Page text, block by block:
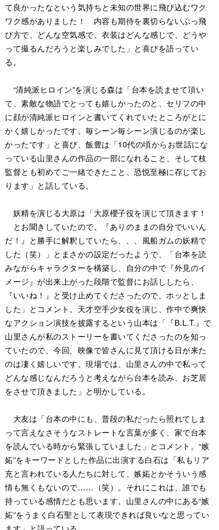
て良かったなという気持ちと未知の世界に飛び込むワク
ワク感がありました！ 内容も期待を裏切らないぶっ飛
び方で、どんな空気感で、衣装はどんな感じで、どうや
って撮るんだろうと楽しみでした」と喜びを語ってい
る。
“清純派ヒロイン”を演じる森は「台本を読ませて頂い
て、素敵な物語でとっても嬉しかったのと、セリフの中
に顔が清純派ヒロインと書いてくれていたところがとに
かく嬉しかったです。毎シーン毎シーン演じるのが楽し
かったです」と喜び、飯豊は「10代の頃からお世話にな
っている山里さんの作品の一部になれること、そして枝
監督とも初めてご一緒できたこと、恐悦至極に存じてお
ります」と話している。
妖精を演じる大原は「大原櫻子役を演じて頂きます！
とお聞きしていたので、『ありのままの自分でいいん
だ！』と勝手に解釈していたら、、、風船ガムの妖精で
した（笑）」とまさかの設定だったようで、「台本を読
みながらキャラクターを構築し、自分の中で『外見のイ
メージ』が出来上がった段階で監督にお話ししたら、
『いいね！』と受け止めてくださったので、ホッとしま
した」とコメント。天才空手少女役を演じ、作中で爽快
なアクション演技を披露するという山本は「『B.L.T.』で
山里さんが私のストーリーを書いてくださったのを知っ
ていたので、今回、映像で皆さんに見て頂ける日が来た
のは凄く嬉しいです。現場では、山里さんの中で私って
どんな感じなんだろうと考えながら台本を読み、お芝居
をさせて頂きました」と明かしている。
大友は「台本の中にも、普段の私だったら照れてしま
って言えなさそうなストレートな言葉が多く、家で台本
を読んでいる時から緊張していました」とコメント。“嫉
妬”をキーワードとした作品に出演する白石は「私もリア
充と言われている人たちに対して、嫉妬とかそういう感
情も無くもないので……（笑）。それにこれは、誰でも
持っている感情だとも思います。山里さんの中にある“嫉
妬”をうまく白石聖として表現できれば良いなと思ってい